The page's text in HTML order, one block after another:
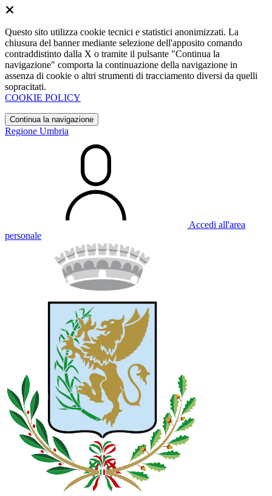
Questo sito utilizza cookie tecnici e statistici anonimizzati. La
chiusura del banner mediante selezione dell'apposito comando
contraddistinto dalla X o tramite il pulsante "Continua la
navigazione" comporta la continuazione della navigazione in
assenza di cookie o altri strumenti di tracciamento diversi da quelli
sopracitati.
COOKIE POLICY
Continua la navigazione
Regione Umbria
Accedi all'area
personale